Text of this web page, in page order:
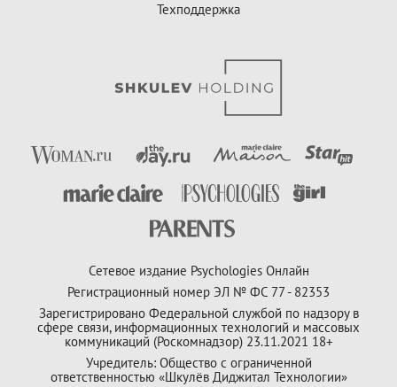
Техподдержка
Сетевое издание Psychologies Онлайн
Регистрационный номер ЭЛ № ФС 77 - 82353
Зарегистрировано Федеральной службой по надзору в
сфере связи, информационных технологий и массовых
коммуникаций (Роскомнадзор) 23.11.2021 18+
Учредитель: Общество с ограниченной
ответственностью «Шкулёв Диджитал Технологии»